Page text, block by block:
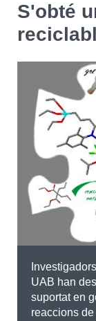
English
S'obté
UAB han
suportat en
reaccions